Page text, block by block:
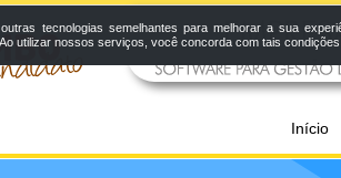
Início
tecnologias semelhantes para melhorar a sua
utilizar nossos serviços, você concorda com tais